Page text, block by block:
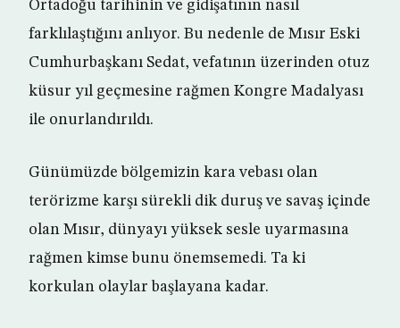
Ortadoğu tarihinin ve gidişatının nasıl
farklılaştığını anlıyor. Bu nedenle de Mısır Eski
Cumhurbaşkanı Sedat, vefatının üzerinden otuz
küsur yıl geçmesine rağmen Kongre Madalyası
ile onurlandırıldı.
Günümüzde bölgemizin kara vebası olan
terörizme karşı sürekli dik duruş ve savaş içinde
olan Mısır, dünyayı yüksek sesle uyarmasına
rağmen kimse bunu önemsemedi. Ta ki
korkulan olaylar başlayana kadar.